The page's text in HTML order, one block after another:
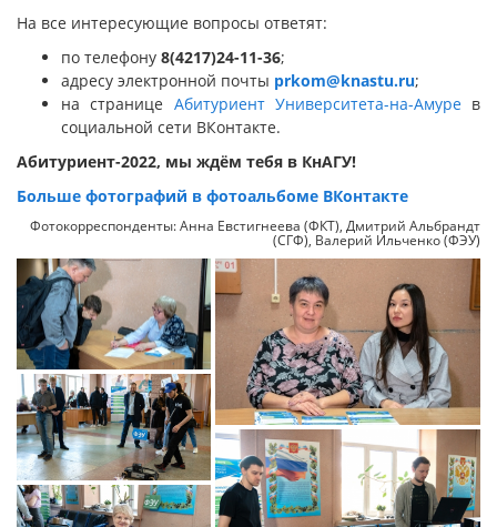
На все интересующие вопросы ответят:
по телефону 8(4217)24-11-36;
адресу электронной почты prkom@knastu.ru;
на странице Абитуриент Университета-на-Амурев
социальной сети ВКонтакте.
Абитуриент-2022, мы ждём тебя в КнАГУ!
Больше фотографий в фотоальбоме ВКонтакте
Фотокорреспонденты: Анна Евстигнеева (ФКТ), Дмитрий Альбрандт
(СГФ), Валерий Ильченко (ФЭУ)